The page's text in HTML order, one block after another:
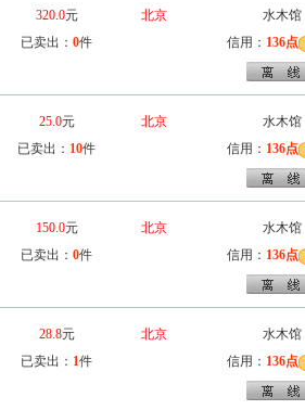
320.0元
已卖出： 0件
北京
水木馆
信用： 136点
25.0元
已卖出： 10件
北京
水木馆
信用： 136点
150.0元
已卖出： 0件
北京
水木馆
信用： 136点
28.8元
已卖出： 1件
北京
水木馆
信用： 136点